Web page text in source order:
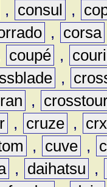
, consul ,
, corsa
coupé ,
,
,
, cruze ,
crx
, cuve ,
, daihatsu
,